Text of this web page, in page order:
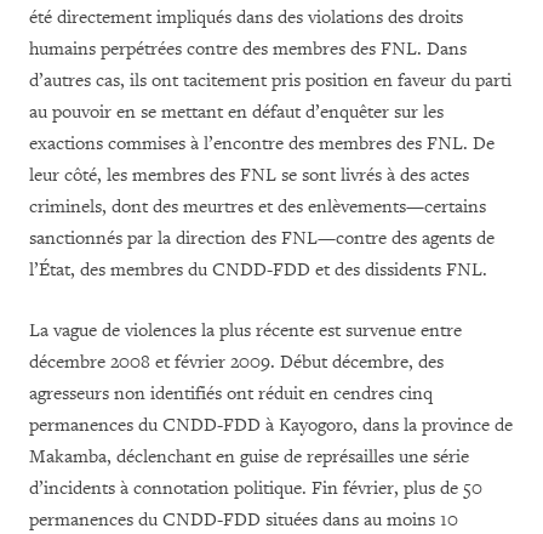
été directement impliqués dans des violations des droits
humains perpétrées contre des membres des FNL. Dans
d’autres cas, ils ont tacitement pris position en faveur du parti
au pouvoir en se mettant en défaut d’enquêter sur les
exactions commises à l’encontre des membres des FNL. De
leur côté, les membres des FNL se sont livrés à des actes
criminels, dont des meurtres et des enlèvements—certains
sanctionnés par la direction des FNL—contre des agents de
l’État, des membres du CNDD-FDD et des dissidents FNL.
La vague de violences la plus récente est survenue entre
décembre 2008 et février 2009. Début décembre, des
agresseurs non identifiés ont réduit en cendres cinq
permanences du CNDD-FDD à Kayogoro, dans la province de
Makamba, déclenchant en guise de représailles une série
d’incidents à connotation politique. Fin février, plus de 50
permanences du CNDD-FDD situées dans au moins 10